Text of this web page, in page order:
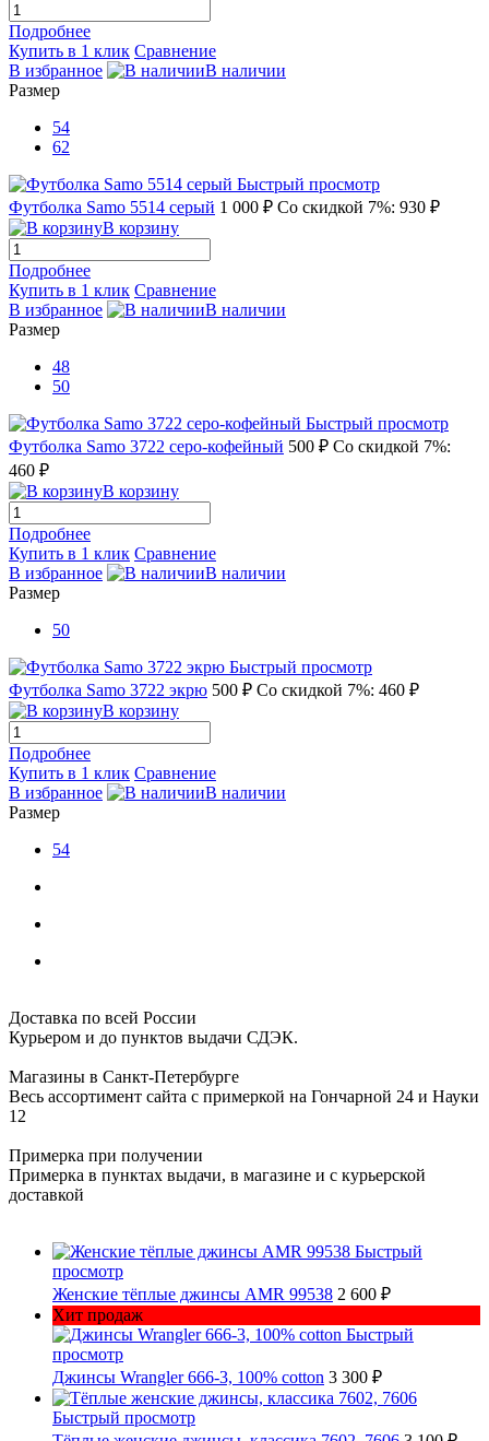
Подробнее
Купить в 1 клик Сравнение
В избранное
В наличии
Размер
54
62
Быстрый просмотр
Футболка Samo 5514 серый 1 000 ₽ Со скидкой 7%: 930 ₽
В корзину
Подробнее
Купить в 1 клик Сравнение
В избранное
В наличии
Размер
48
50
Быстрый просмотр
Футболка Samo 3722 серо-кофейный 500 ₽ Со скидкой 7%:
460 ₽
В корзину
Подробнее
Купить в 1 клик Сравнение
В избранное
В наличии
Размер
50
Быстрый просмотр
Футболка Samo 3722 экрю 500 ₽ Со скидкой 7%: 460 ₽
В корзину
Подробнее
Купить в 1 клик Сравнение
В избранное
В наличии
Размер
54
Доставка по всей России
Курьером и до пунктов выдачи СДЭК.
Магазины в Санкт-Петербурге
Весь ассортимент сайта с примеркой на Гончарной 24 и Науки
12
Примерка при получении
Примерка в пунктах выдачи, в магазине и с курьерской
доставкой
Быстрый
просмотр
Женские тёплые джинсы AMR 99538 2 600 ₽
Хит продаж
Быстрый
просмотр
Джинсы Wrangler 666-3, 100% cotton 3 300 ₽
Быстрый просмотр